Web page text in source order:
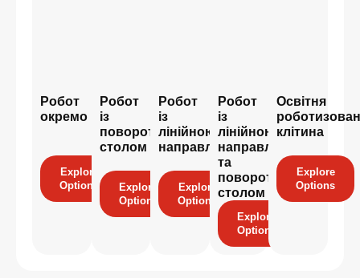
Робот
окремо
Explore
Options
Робот
із
поворотним
столом
Explore
Options
Робот
із
лінійною
направляючою
Explore
Options
Робот
із
лінійною
направляючою
та
поворотним
столом
Explore
Options
Освітня
клітина
Explore
Options